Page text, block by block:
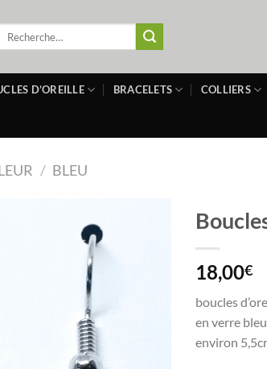
D’OREILLE BRACELETS COLLIERS
/ BLEU
18,00€
boucles
en verre
environ